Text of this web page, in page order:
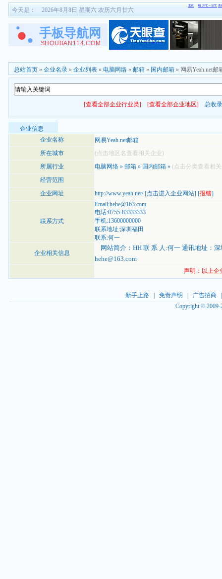
今天是： 2026年8月8日 星期六 农历六月廿六
总站首页 » 企业名录 » 企业列表 » 电脑网络 » 邮箱 » 国内邮箱 » 网易Yeah.net邮
[查看全部企业行业类] [查看全部企业地区] 总收
企业信息
企业名称
网易Yeah.net邮箱
所在城市
(点击地区名查看相关企业)
所属行业
电脑网络 » 邮箱 » 国内邮箱 » (点击分类查看相
经营范围
企业网址
http://www.yeah.net/[点击进入企业网站] [报错]
联系方式
Email:hehe@163.com
电话:0755-83333333
手机:13600000000
联系地址:深圳福田
联系:何一
企业相关信息
网站简介：HH 联 系 人:何一 通讯地址：
hehe@163.com
声明：以上企
新手上路| 免责声明 广告招商
Copyright ©